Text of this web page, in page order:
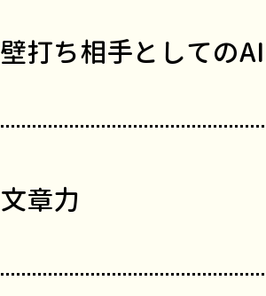
壁打ち相手としてのAI
文章力